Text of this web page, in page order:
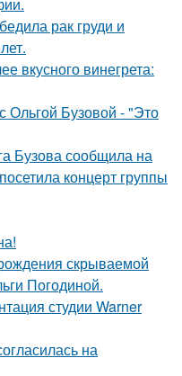
рак груди и
вкусного винегрета:
Ольгой Бузовой - "Это
Бузова сообщила на
концерт группы
скрываемой
Погодиной.
студии Warner
на